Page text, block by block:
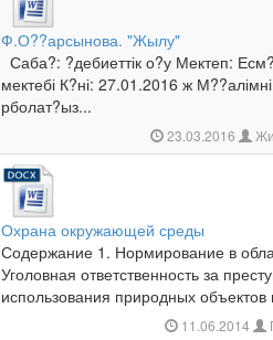
Ф.О??арсынова. "Жылу"
Саба?: ?дебиеттік о?у Мектеп:
мектебі К?ні: 27.01.2016 ж
рболат?ыз...
23.03.2016
Охрана окружающей среды
Содержание 1. Нормирование в
Уголовная ответственность за
использования природных объектов
11.06.2014